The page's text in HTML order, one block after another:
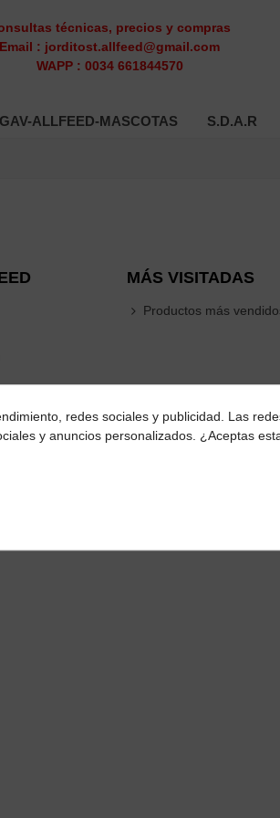
técnicas, precios y compras
Email : jorditost.allfeed@gmail.com
WAPP : 0034 661844570
ALLFEED-MASCOTAS S.D.A.R
MÁS VISITADAS
Productos más
redes sociales y publicidad. Las
y anuncios personalizados. ¿Aceptas